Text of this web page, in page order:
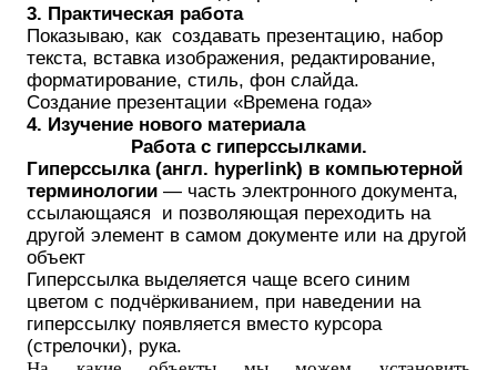
3. Практическая работа
Показываю, как создавать презентацию, набор
текста, вставка изображения, редактирование,
форматирование, стиль, фон слайда.
Создание презентации «Времена года»
4. Изучение нового материала
Работа с гиперссылками.
Гиперссылка (англ. hyperlink) в компьютерной
терминологии — часть электронного документа,
ссылающаяся и позволяющая переходить на
другой элемент в самом документе или на другой
объект
Гиперссылка выделяется чаще всего синим
цветом с подчёркиванием, при наведении на
гиперссылку появляется вместо курсора
(стрелочки), рука.